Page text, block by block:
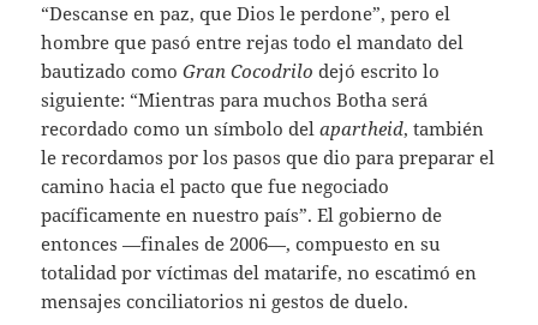
“Descanse en paz, que Dios le perdone”, pero el
hombre que pasó entre rejas todo el mandato del
bautizado comoGran Cocodrilo dejó escrito lo
siguiente: “Mientras para muchos Botha será
recordado como un símbolo delapartheid, también
le recordamos por los pasos que dio para preparar el
camino hacia el pacto que fue negociado
pacíficamente en nuestro país”. El gobierno de
entonces —finales de 2006—, compuesto en su
totalidad por víctimas del matarife, no escatimó en
mensajes conciliatorios ni gestos de duelo.